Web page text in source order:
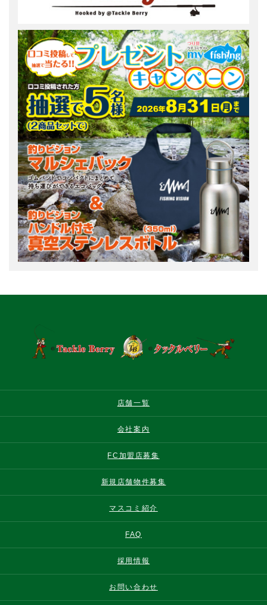
店舗一覧
会社案内
FC加盟店募集
新規店舗物件募集
マスコミ紹介
FAQ
採用情報
お問い合わせ